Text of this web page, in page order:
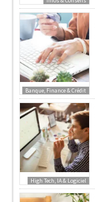
Banque, Finance & Crédit
High Tech, IA & Logiciel